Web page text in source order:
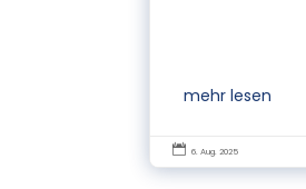
mehr lesen
 6. Aug. 2025